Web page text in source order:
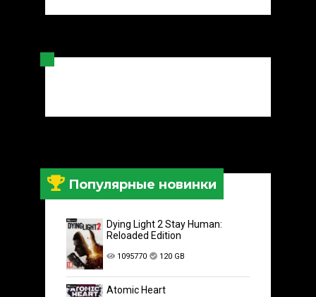
Популярные новинки
Dying Light 2 Stay Human:
Reloaded Edition
1095770 120 GB
Atomic Heart